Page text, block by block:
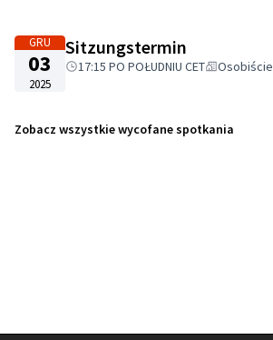
GRU
03
2025
Sitzungstermin
17:15 PO POŁUDNIU CET Osobiście
Zobacz wszystkie wycofane spotkania